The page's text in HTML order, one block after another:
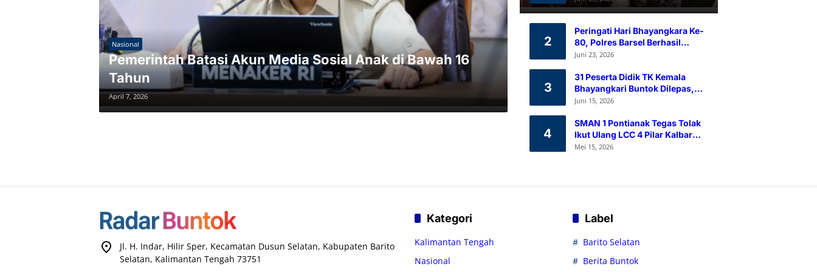
Nasional
Pemerintah Batasi Akun Media Sosial Anak di Bawah 16
Tahun
April 7, 2026
Ramah Lingkungan
2
Peringati Hari Bhayangkara Ke-
80, Polres Barsel Berhasil
Himpun 80 Kantong Darah
Juni 23, 2026
3
31 Peserta Didik TK Kemala
Bhayangkari Buntok Dilepas,
Kapolres Barsel Tekankan
Juni 15, 2026
4
SMAN 1 Pontianak Tegas Tolak
Ikut Ulang LCC 4 Pilar Kalbar
2026
Mei 15, 2026
Jl. H. Indar, Hilir Sper, Kecamatan Dusun Selatan, Kabupaten Barito
Selatan, Kalimantan Tengah 73751
Kategori
Kalimantan Tengah
Nasional
Label
Barito Selatan
Berita Buntok